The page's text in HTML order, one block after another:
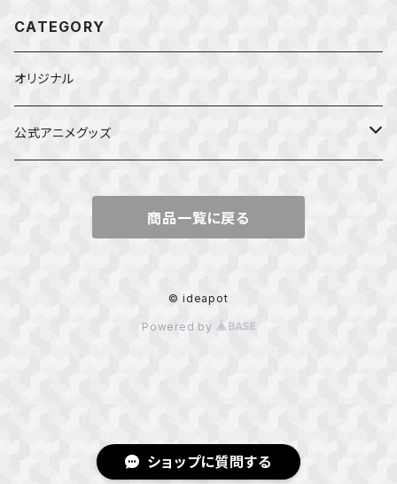
ショップに質問する
CATEGORY
オリジナル
公式アニメグッズ
ダンジョンの中のひと
カッコウの許嫁
商品一覧に戻る
© ideapot
Powered by